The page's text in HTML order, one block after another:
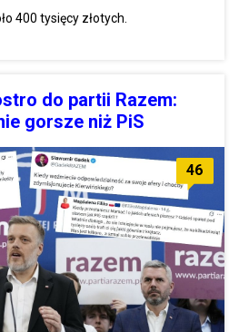
400 tysięcy złotych.
do partii Razem:
gorsze niż PiS
46